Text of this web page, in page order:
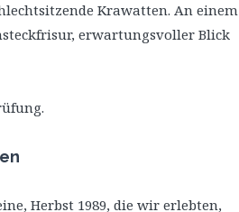
Krawatten. An einem
erwartungsvoller Blick
Herbst 1989, die wir erlebten,